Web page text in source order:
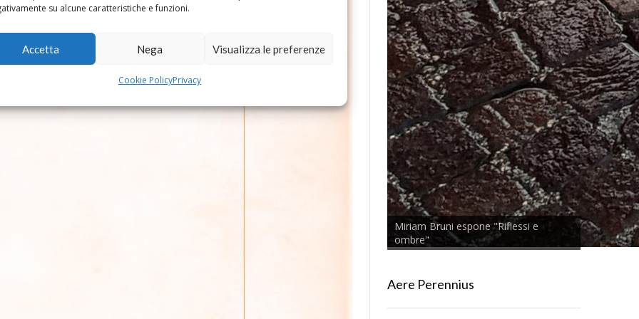
su alcune caratteristiche e funzioni.
Accetta Nega Visualizza le preferenze
Cookie PolicyPrivacy
Miriam Bruni espone "Riflessi e
ombre"
Aere Perennius